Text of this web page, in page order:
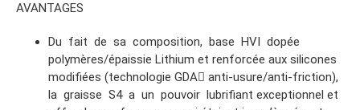
AVANTAGES
Du fait de sa composition, base HVI dopée
polymères/épaissie Lithium et renforcée aux silicones
modifiées (technologie GDA anti-usure/anti-friction),
la graisse S4 a un pouvoir lubrifiant exceptionnel et